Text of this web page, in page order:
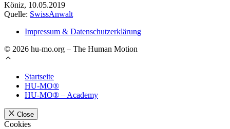
Köniz, 10.05.2019
Quelle: SwissAnwalt
Impressum & Datenschutzerklärung
© 2026 hu-mo.org – The Human Motion
Startseite
HU-MO®
HU-MO® – Academy
Close
Cookies